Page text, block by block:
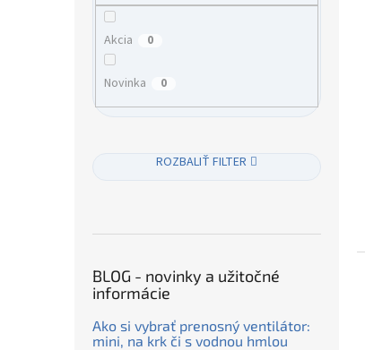
Akcia 0
Novinka 0
ROZBALIŤ FILTER
BLOG - novinky a užitočné
informácie
Ako si vybrať prenosný ventilátor:
mini, na krk či s vodnou hmlou